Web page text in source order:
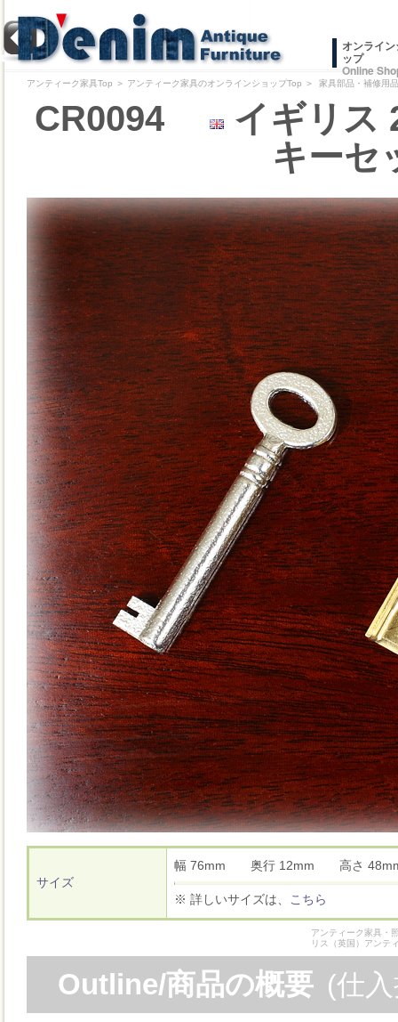
オンライ
ップ
Online
アンティーク家具Top ＞ アンティーク家具のオンラインショップTop ＞ 家具部品・補修用
CR0094
イギリス
キー
サイズ
幅 76mm 奥行 12mm 高さ
※ 詳しいサイズは、 こちら
アンティーク家具・
リス（英国）アンテ
Outline/商品の概要 (仕